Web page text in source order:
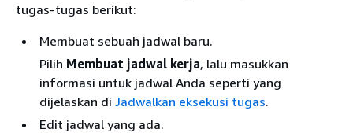
tugas-tugas berikut:
Membuat sebuah jadwal baru.
Pilih Membuat jadwal kerja, lalu masukkan
informasi untuk jadwal Anda seperti yang
dijelaskan di Jadwalkan eksekusi tugas.
Edit jadwal yang ada.